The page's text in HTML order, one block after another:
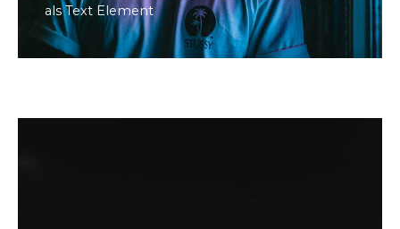
als Text Element